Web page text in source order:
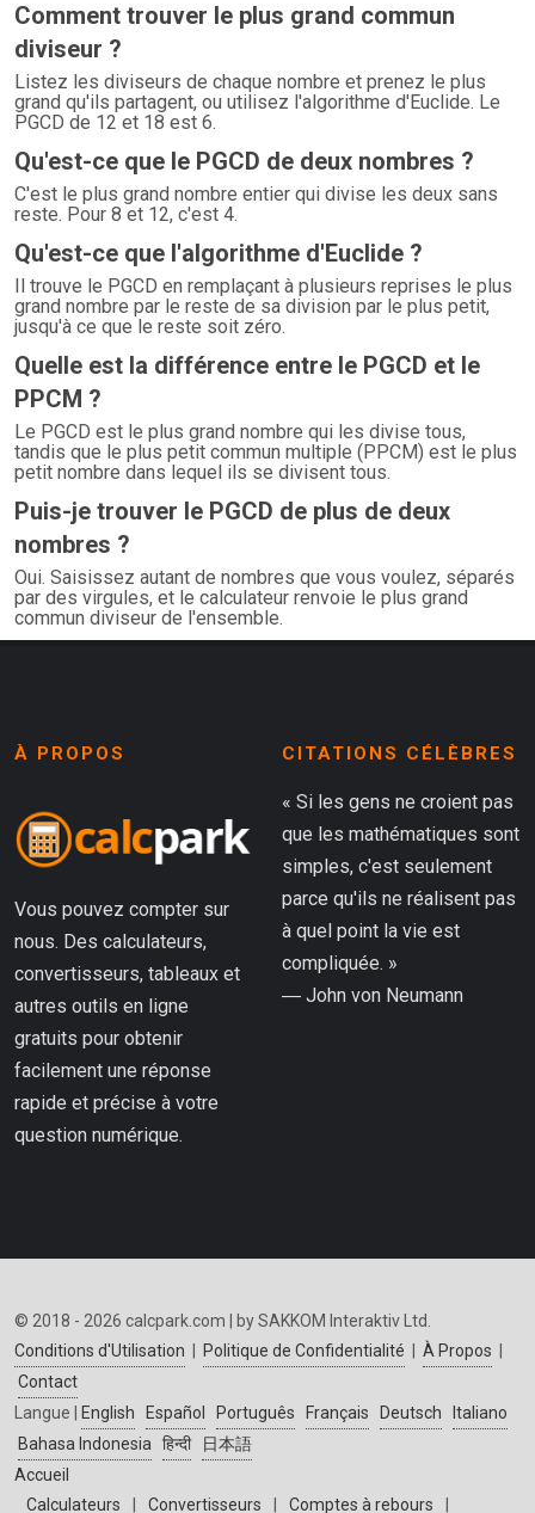
Comment trouver le plus grand commun
diviseur ?
Listez les diviseurs de chaque nombre et prenez le plus
grand qu'ils partagent, ou utilisez l'algorithme d'Euclide. Le
PGCD de 12 et 18 est 6.
Qu'est-ce que le PGCD de deux nombres ?
C'est le plus grand nombre entier qui divise les deux sans
reste. Pour 8 et 12, c'est 4.
Qu'est-ce que l'algorithme d'Euclide ?
Il trouve le PGCD en remplaçant à plusieurs reprises le plus
grand nombre par le reste de sa division par le plus petit,
jusqu'à ce que le reste soit zéro.
Quelle est la différence entre le PGCD et le
PPCM ?
Le PGCD est le plus grand nombre qui les divise tous,
tandis que le plus petit commun multiple (PPCM) est le plus
petit nombre dans lequel ils se divisent tous.
Puis-je trouver le PGCD de plus de deux
nombres ?
Oui. Saisissez autant de nombres que vous voulez, séparés
par des virgules, et le calculateur renvoie le plus grand
commun diviseur de l'ensemble.
À PROPOS
Vous pouvez compter sur
nous. Des calculateurs,
convertisseurs, tableaux et
autres outils en ligne
gratuits pour obtenir
facilement une réponse
rapide et précise à votre
question numérique.
CITATIONS CÉLÈBRES
« Si les gens ne croient pas
que les mathématiques sont
simples, c'est seulement
parce qu'ils ne réalisent pas
à quel point la vie est
compliquée. »
― John von Neumann
© 2018 - 2026 calcpark.com | by SAKKOM Interaktiv Ltd.
Conditions d'Utilisation
Politique de Confidentialité À Propos
Contact
Langue |
English Español Português Français Deutsch
Italiano
Bahasa Indonesia
हिन्दी
日本語
Accueil
Calculateurs
Convertisseurs Comptes à rebours